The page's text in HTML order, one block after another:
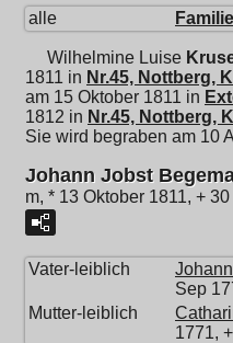
alle
Wilhelmine Luise
1811 in Nr.45, Nottberg,
am 15 Oktober 1811 in
1812 in Nr.45, Nottberg,
Sie wird begraben am 10
Johann Jobst
m, * 13 Oktober 1811, +
Vater-leiblich
Sep
Mutter-leiblich
1771,